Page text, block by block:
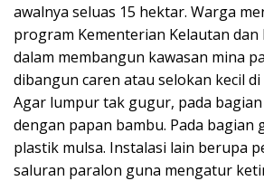
awalnya seluas 15 hektar. Warga
program Kementerian Kelautan dan
dalam membangun kawasan mina
dibangun caren atau selokan kecil
Agar lumpur tak gugur, pada
dengan papan bambu. Pada bagian
plastik mulsa. Instalasi lain berupa
saluran paralon guna mengatur